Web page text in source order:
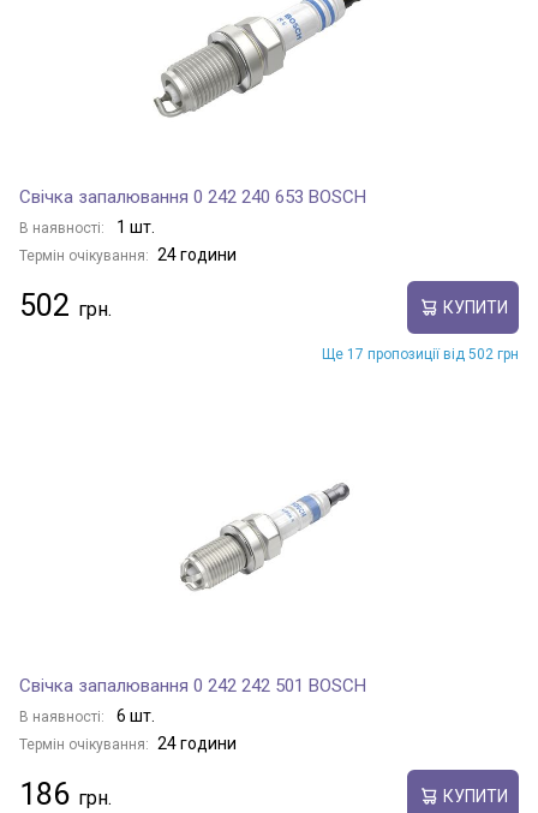
Свічка запалювання 0 242 240 653 BOSCH
В наявності: 1 шт.
Термін очікування: 24 години
502 КУПИТИ
Ще 17 пропозиції від 502 грн
Свічка запалювання 0 242 242 501 BOSCH
В наявності: 6 шт.
Термін очікування: 24 години
186 КУПИТИ